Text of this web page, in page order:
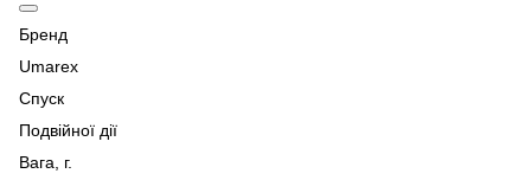
Бренд
Umarex
Спуск
Подвійної дії
Вага, г.